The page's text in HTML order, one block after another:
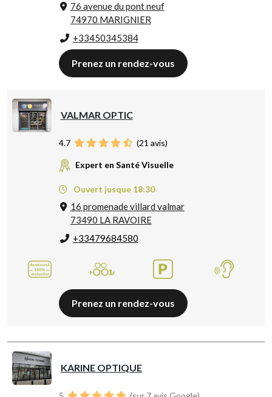
76 avenue du pont neuf
74970 MARIGNIER
+33450345384
Prenez un rendez-vous
VALMAR OPTIC
4.7 (21 avis)
Expert en Santé Visuelle
Ouvert jusque 18:30
16 promenade villard valmar
73490 LA RAVOIRE
+33479684580
Prenez un rendez-vous
KARINE OPTIQUE